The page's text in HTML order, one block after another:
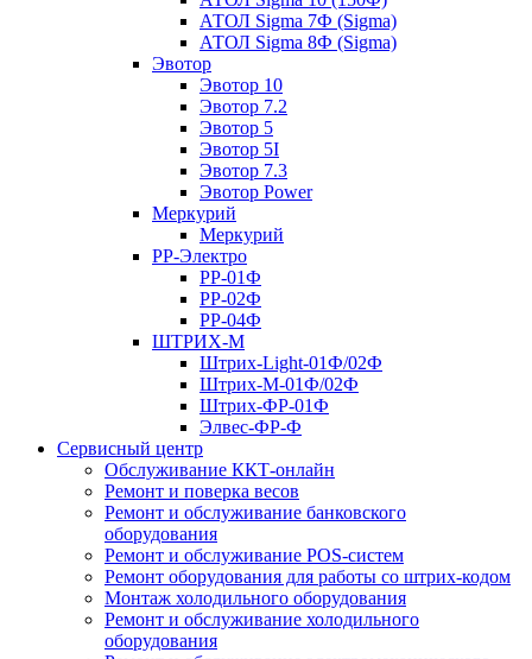
АТОЛ Sigma 7Ф (Sigma)
АТОЛ Sigma 8Ф (Sigma)
Эвотор
Эвотор 10
Эвотор 7.2
Эвотор 5
Эвотор 5I
Эвотор 7.3
Эвотор Power
Меркурий
Меркурий
РР-Электро
РР-01Ф
РР-02Ф
РР-04Ф
ШТРИХ-М
Штрих-Light-01Ф/02Ф
Штрих-М-01Ф/02Ф
Штрих-ФР-01Ф
Элвес-ФР-Ф
Сервисный центр
Обслуживание ККТ-онлайн
Ремонт и поверка весов
Ремонт и обслуживание банковского
оборудования
Ремонт и обслуживание POS-систем
Ремонт оборудования для работы со штрих-кодом
Монтаж холодильного оборудования
Ремонт и обслуживание холодильного
оборудования